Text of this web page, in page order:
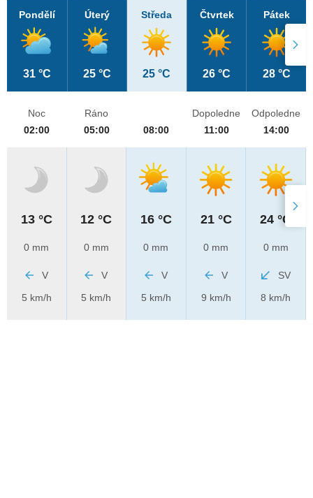
Pondělí
31 °C
Úterý
25 °C
Středa
25 °C
Čtvrtek
26 °C
Pátek
28 °C
Noc
02:00
13 °C
0 mm
V
5 km/h
Ráno
05:00
12 °C
0 mm
V
5 km/h
08:00
16 °C
0 mm
V
5 km/h
Dopoledne
11:00
21 °C
0 mm
V
9 km/h
Odpoledne
14:00
24 °C
0 mm
SV
8 km/h